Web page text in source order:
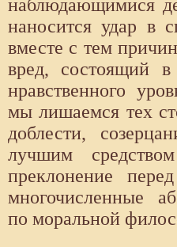
наблюдающимися
наносится удар в
вместе с тем
вред, состоящий
нравственного
мы лишаемся тех
доблести,
лучшим
преклонение
многочисленные
по моральной